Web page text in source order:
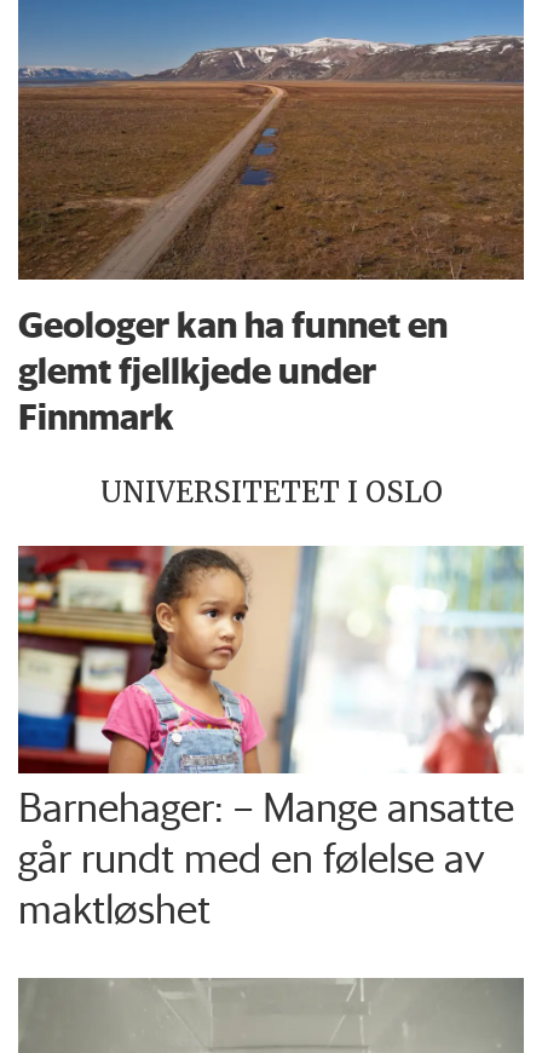
Geologer kan ha funnet en
glemt fjellkjede under
Finnmark
UNIVERSITETET I OSLO
Barnehager: – Mange ansatte
går rundt med en følelse av
maktløshet